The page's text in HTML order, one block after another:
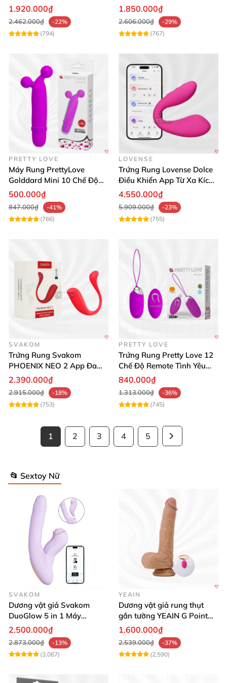
Mua Ngay
1.920.000₫
2.462.000₫
-22%
(794)
lợi
1.850.000₫
2.606.000₫
-29%
(767)
PRETTY LOVE
Máy Rung PrettyLove
Golddard Mini 10 Chế Độ
Kích Thích Cực Sướng
500.000₫
847.000₫
-41%
(766)
LOVENSE
Trứng Rung Lovense Dolce
Điều Khiển App Từ Xa Kích
Thích
4.550.000₫
5.909.000₫
-23%
(755)
SVAKOM
Trứng Rung Svakom
PHOENIX NEO 2 App Đa
Chức Năng Hấp Dẫn
2.390.000₫
2.915.000₫
-18%
(753)
PRETTY LOVE
Trứng Rung Pretty Love 12
Chế Độ Remote Tình Yêu
Kích Thích
840.000₫
1.313.000₫
-36%
(745)
1 2 3 4 5
📂 Sextoy Nữ
SVAKOM
Dương vật giả Svakom
DuoGlow 5 in 1 Máy
Massage Điểm G & Âm Vật
Điều Khiển App
2.500.000₫
2.873.000₫
-13%
(3,067)
YEAIN
Dương vật giả rung thụt
gắn tường YEAIN G Point
siêu thực điều khiển từ xa
1.600.000₫
2.539.000₫
-37%
(2,590)